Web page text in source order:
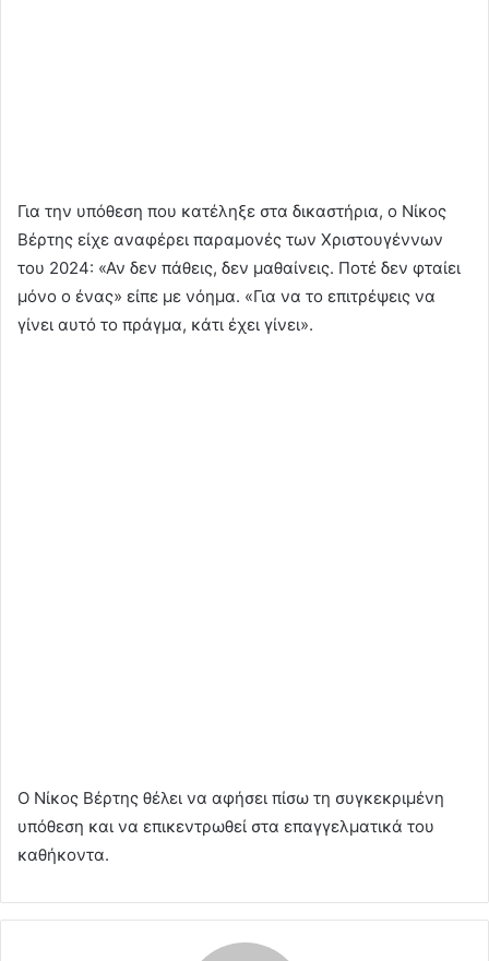
Για την υπόθεση που κατέληξε στα δικαστήρια, ο Νίκος
Βέρτης είχε αναφέρει παραμονές των Χριστουγέννων
του 2024: «Αν δεν πάθεις, δεν μαθαίνεις. Ποτέ δεν φταίει
μόνο ο ένας» είπε με νόημα. «Για να το επιτρέψεις να
γίνει αυτό το πράγμα, κάτι έχει γίνει».
Ο Νίκος Βέρτης θέλει να αφήσει πίσω τη συγκεκριμένη
υπόθεση και να επικεντρωθεί στα επαγγελματικά του
καθήκοντα.